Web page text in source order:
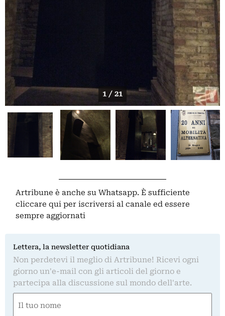
1 / 21
Artribune è anche su Whatsapp. È sufficiente
cliccare qui per iscriversi al canale ed essere
sempre aggiornati
Lettera, la newsletter quotidiana
Non perdetevi il meglio di Artribune! Ricevi ogni
giorno un'e-mail con gli articoli del giorno e
partecipa alla discussione sul mondo dell'arte.
(Obbligatorio)